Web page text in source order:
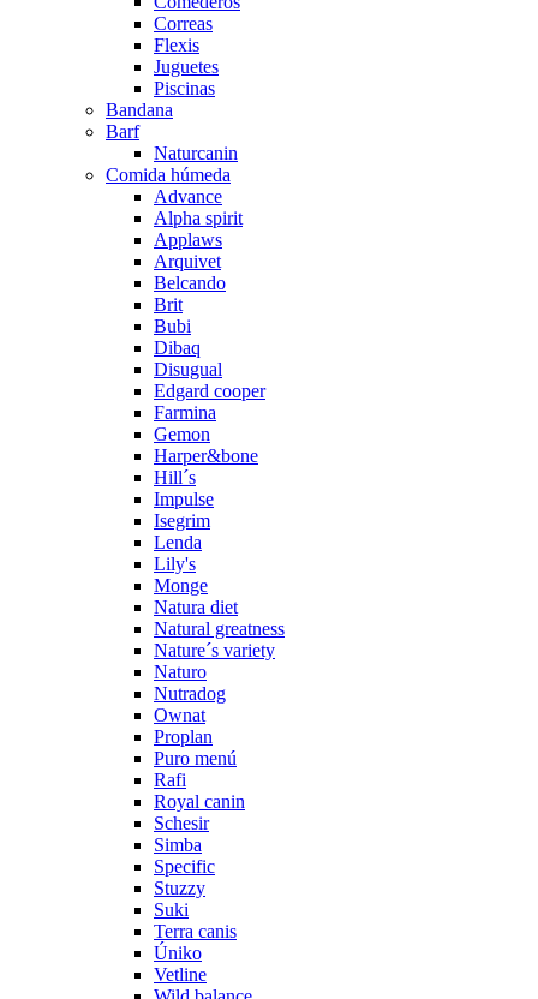
Correas
Flexis
Juguetes
Piscinas
Bandana
Barf
Naturcanin
Comida húmeda
Advance
Alpha spirit
Applaws
Arquivet
Belcando
Brit
Bubi
Dibaq
Disugual
Edgard cooper
Farmina
Gemon
Harper&bone
Hill´s
Impulse
Isegrim
Lenda
Lily's
Monge
Natura diet
Natural greatness
Nature´s variety
Naturo
Nutradog
Ownat
Proplan
Puro menú
Rafi
Royal canin
Schesir
Simba
Specific
Stuzzy
Suki
Terra canis
Úniko
Vetline